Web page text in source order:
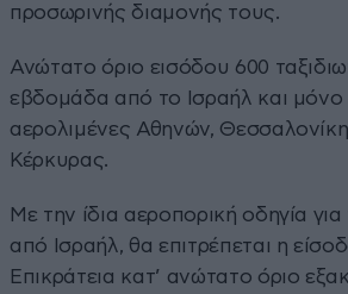
προσωρινής διαμονής τους.
Ανώτατο όριο εισόδου 600
εβδομάδα από το Ισραήλ και μόνο
αερολιμένες Αθηνών,
Κέρκυρας.
Με την ίδια αεροπορική οδηγία
από Ισραήλ, θα επιτρέπεται η
Επικράτεια κατ’ ανώτατο όριο